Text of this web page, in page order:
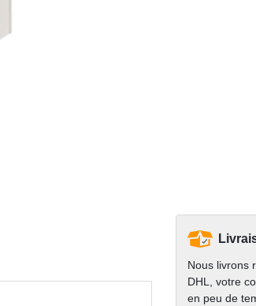
Nous livrons
DHL, votre
en peu de